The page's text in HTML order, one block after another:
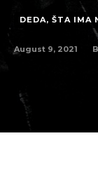
DEDA, ŠTA IMA
August 9, 2021